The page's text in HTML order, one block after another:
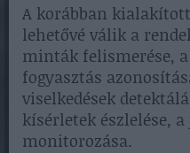
A korábban
lehetővé válik a
minták felismerése,
fogyasztás
viselkedések
kísérletek észlelése,
monitorozása.